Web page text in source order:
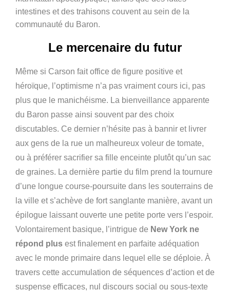
intestines et des trahisons couvent au sein de la
communauté du Baron.
Le mercenaire du futur
Même si Carson fait office de figure positive et
héroïque, l’optimisme n’a pas vraiment cours ici, pas
plus que le manichéisme. La bienveillance apparente
du Baron passe ainsi souvent par des choix
discutables. Ce dernier n’hésite pas à bannir et livrer
aux gens de la rue un malheureux voleur de tomate,
ou à préférer sacrifier sa fille enceinte plutôt qu’un sac
de graines. La dernière partie du film prend la tournure
d’une longue course-poursuite dans les souterrains de
la ville et s’achève de fort sanglante manière, avant un
épilogue laissant ouverte une petite porte vers l’espoir.
Volontairement basique, l’intrigue de New York ne
répond plus est finalement en parfaite adéquation
avec le monde primaire dans lequel elle se déploie. À
travers cette accumulation de séquences d’action et de
suspense efficaces, nul discours social ou sous-texte